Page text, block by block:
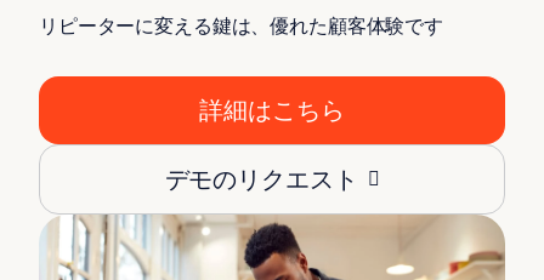
リピーターに変える鍵は、優れた顧客体験です
詳細はこちら
デモのリクエスト